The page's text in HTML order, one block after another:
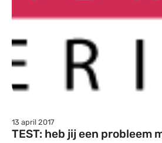
13 april 2017
TEST: heb jij een probleem